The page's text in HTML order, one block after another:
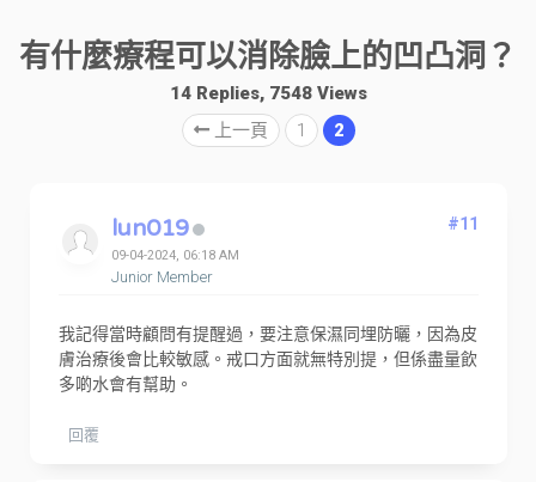
有什麼療程可以消除臉上的凹凸洞？
14 Replies, 7548 Views
上一頁
1 2
lun019
09-04-2024, 06:18 AM
Junior Member
#11
我記得當時顧問有提醒過，要注意保濕同埋防曬，因為皮
膚治療後會比較敏感。戒口方面就無特別提，但係盡量飲
多啲水會有幫助。
回覆